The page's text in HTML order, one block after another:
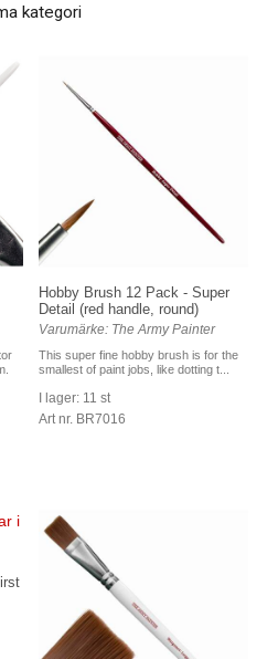
kategori
Hobby Brush 12 Pack - Super
Detail (red handle, round)
Varumärke: The Army Painter
This super fine hobby brush is for the
smallest of paint jobs, like dotting t...
I lager: 11 st
Art nr. BR7016